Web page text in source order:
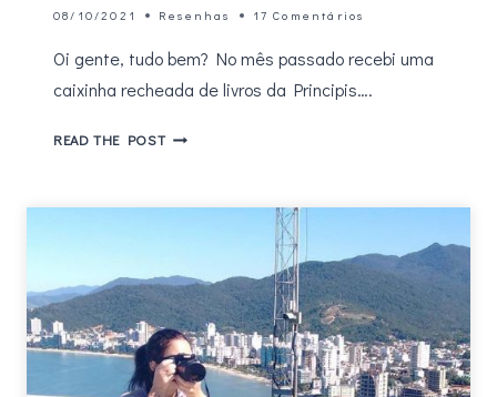
08/10/2021 Resenhas 17 Comentários
Oi gente, tudo bem? No mês passado recebi uma
caixinha recheada de livros da Principis….
READ THE POSTRESENHA
ELEFANTE,
CARNAVAS